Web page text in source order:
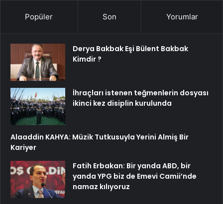
Popüler Son Yorumlar
Derya Bakbak Eşi Bülent Bakbak
Kimdir ?
İhraçları istenen teğmenlerin dosyası
ikinci kez disiplin kurulunda
Alaaddin KAHYA: Müzik Tutkusuyla Yerini Almiş Bir
Kariyer
Fatih Erbakan: Bir yanda ABD, bir
yanda YPG biz de Emevi Camii’nde
namaz kılıyoruz